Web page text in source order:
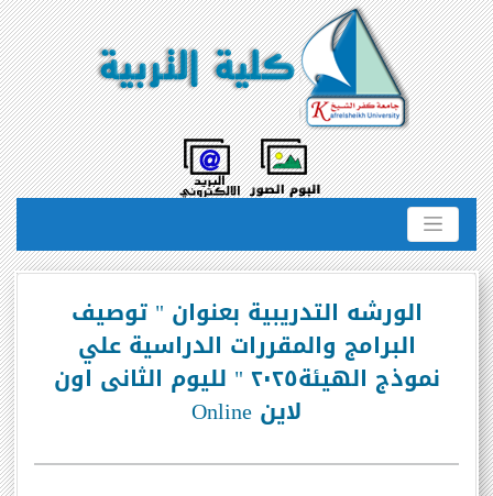
الورشه التدريبية بعنوان " توصيف
البرامج والمقررات الدراسية علي
نموذج الهيئة٢٠٢٥ " لليوم الثانى اون
لاين Online